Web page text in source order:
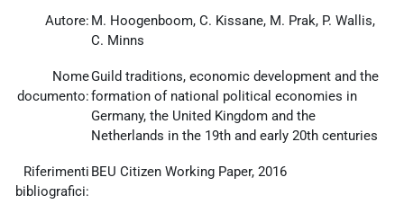
Autore: M. Hoogenboom, C. Kissane, M. Prak, P. Wallis,
C. Minns
Nome
documento:
Guild traditions, economic development and the
formation of national political economies in
Germany, the United Kingdom and the
Netherlands in the 19th and early 20th centuries
Riferimenti
bibliografici:
BEU Citizen Working Paper, 2016